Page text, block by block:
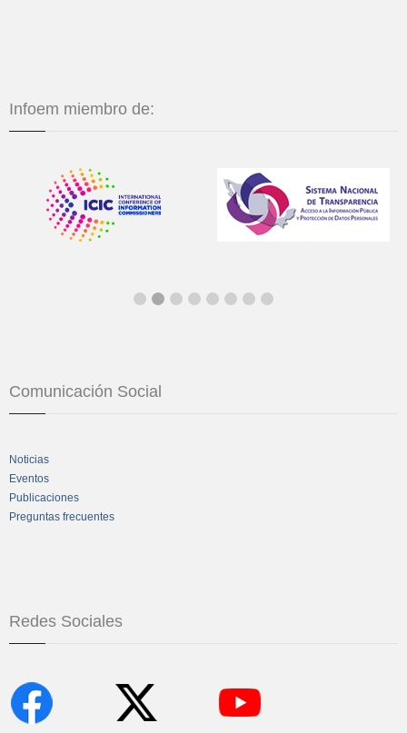
Infoem miembro de:
Comunicación Social
Noticias
Eventos
Publicaciones
Preguntas frecuentes
Redes Sociales